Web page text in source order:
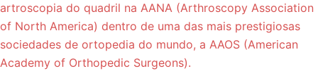
artroscopia do quadril na AANA (Arthroscopy Association
of North America) dentro de uma das mais prestigiosas
sociedades de ortopedia do mundo, a AAOS (American
Academy of Orthopedic Surgeons).